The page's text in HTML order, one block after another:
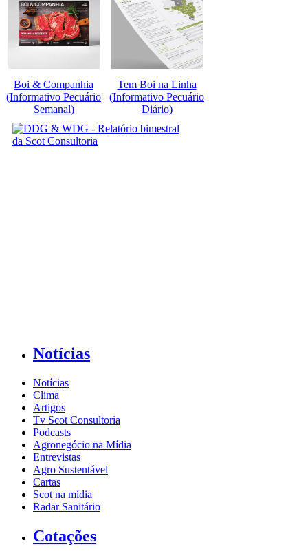
Boi & Companhia
(Informativo Pecuário
Semanal)
Tem Boi na Linha
(Informativo Pecuário
Diário)
Notícias
Notícias
Clima
Artigos
Tv Scot Consultoria
Podcasts
Agronegócio na Mídia
Entrevistas
Agro Sustentável
Cartas
Scot na mídia
Radar Sanitário
Cotações